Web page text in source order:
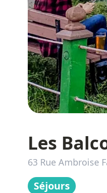
Les
63 Rue Ambroise
Séjours